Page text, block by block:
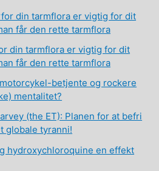
din tarmflora er vigtig for dit
får den rette tarmflora
din tarmflora er vigtig for dit
får den rette tarmflora
betjente og rockere
mentalitet?
(the ET): Planen for at befri
globale tyranni!
hydroxychloroquine en effekt